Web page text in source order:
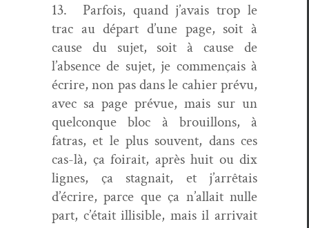
13. Par­fois, quand j’avais trop le
trac au départ d’une page, soit à
cause du sujet, soit à cause de
l’absence de sujet, je com­mençais à
écrire, non pas dans le cahi­er prévu,
avec sa page prévue, mais sur un
quel­conque bloc à brouil­lons, à
fatras, et le plus sou­vent, dans ces
cas-là, ça foirait, après huit ou dix
lignes, ça stag­nait, et j’arrêtais
d’écrire, parce que ça n’allait nulle
part, c’était illis­i­ble, mais il arrivait